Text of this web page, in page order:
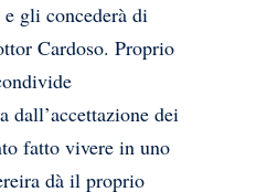
e gli concederà di
Cardoso. Proprio
dall’accettazione dei
fatto vivere in uno
dà il proprio